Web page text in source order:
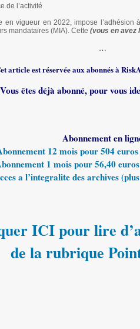
de l’activité
en vigueur en 2022, impose
mandataires (MIA). Cette (vous en avez
…
article est réservée aux abonnés à
Vous êtes déjà abonné, pour vous
Abonnement en
12 mois pour 504
1 mois pour 56,40
a l’integralite des archives
ICI pour lire
de la rubrique